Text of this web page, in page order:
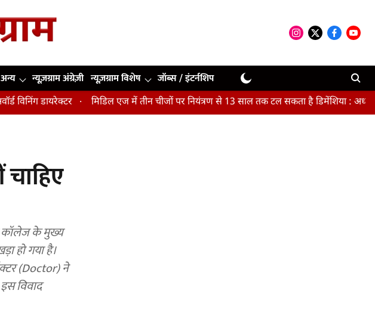
अन्य न्यूज़ग्राम अंग्रेज़ी न्यूज़ग्राम विशेष जॉब्स / इंटर्नशिप
मिडिल एज में तीन चीजों पर नियंत्रण से 13 साल तक टल सकता है डिमेंशिया : अध्ययन मैच
कॉलेज के मुख्य
(Doctor) ने
विवाद